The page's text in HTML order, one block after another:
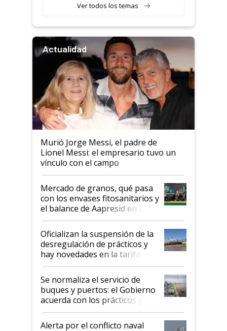
Ver todos los temas
Actualidad
Murió Jorge Messi, el padre de
Lionel Messi: el empresario tuvo un
vínculo con el campo
Mercado de granos, qué pasa
con los envases fitosanitarios y
el balance de Aapresid en La
Posta
Oficializan la suspensión de la
desregulación de prácticos y
hay novedades en la tarifa de
la hidrovía
Se normaliza el servicio de
buques y puertos: el Gobierno
acuerda con los prácticos y
suspende el decreto de
desregulación
Alerta por el conflicto naval